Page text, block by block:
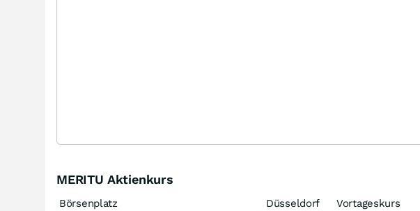
MERITU Aktienkurs
Börsenplatz
Düsseldorf
Vortageskurs